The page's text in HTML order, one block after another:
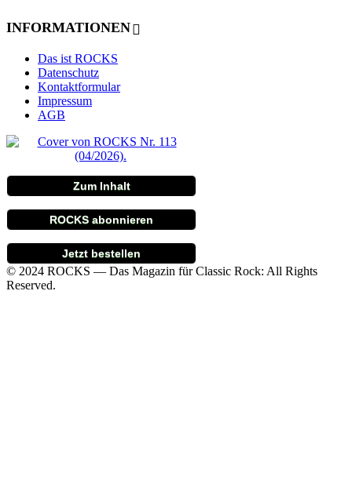
INFORMATIONEN
Das ist ROCKS
Datenschutz
Kontaktformular
Impressum
AGB
Zum Inhalt
ROCKS abonnieren
Jetzt bestellen
© 2024 ROCKS — Das Magazin für Classic Rock: All Rights
Reserved.